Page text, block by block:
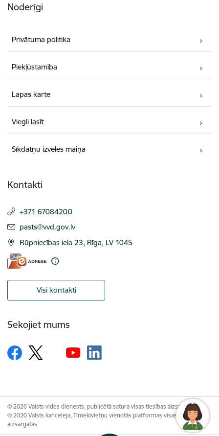
Noderīgi
Privātuma politika
Piekļūstamība
Lapas karte
Viegli lasīt
Sīkdatņu izvēles maiņa
Kontakti
+371 67084200
E-pasts:
pasts@vvd.gov.lv
Rūpniecības iela 23, Rīga, LV 1045
Visi kontakti
Sekojiet mums
© 2026 Valsts vides dienests, publicētā satura visas tiesības aizsargātas.
© 2020 Valsts kanceleja, Tīmekļvietņu vienotās platformas visas tiesības
aizsargātas.